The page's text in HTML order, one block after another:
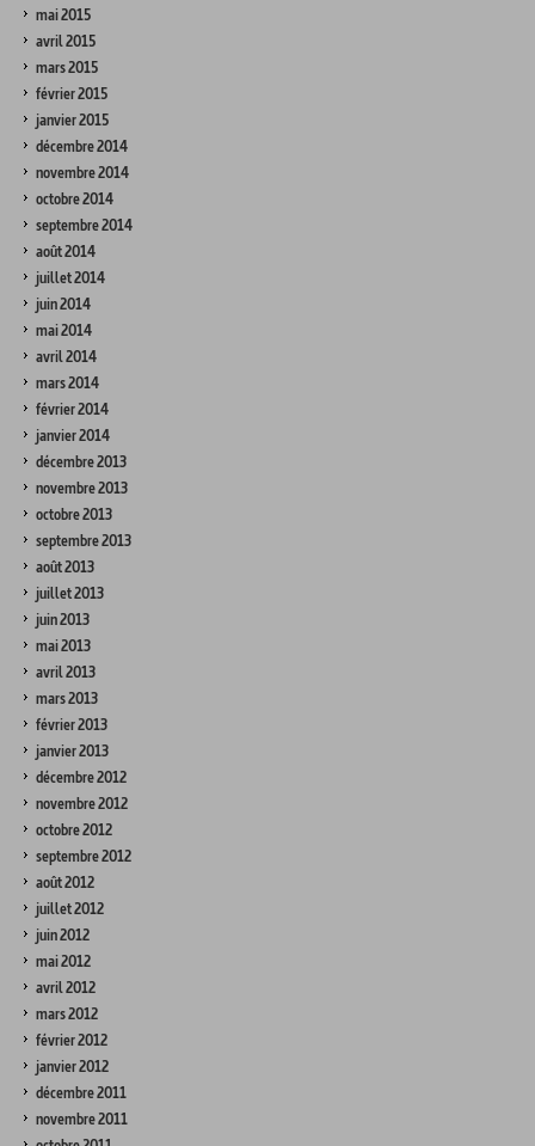
mai 2015
avril 2015
mars 2015
février 2015
janvier 2015
décembre 2014
novembre 2014
octobre 2014
septembre 2014
août 2014
juillet 2014
juin 2014
mai 2014
avril 2014
mars 2014
février 2014
janvier 2014
décembre 2013
novembre 2013
octobre 2013
septembre 2013
août 2013
juillet 2013
juin 2013
mai 2013
avril 2013
mars 2013
février 2013
janvier 2013
décembre 2012
novembre 2012
octobre 2012
septembre 2012
août 2012
juillet 2012
juin 2012
mai 2012
avril 2012
mars 2012
février 2012
janvier 2012
décembre 2011
novembre 2011